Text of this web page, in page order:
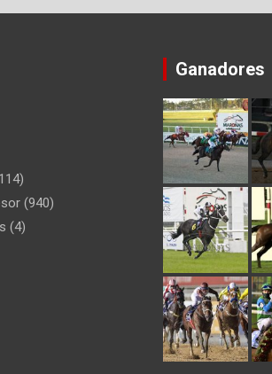
(940)
(4)
Ganadores